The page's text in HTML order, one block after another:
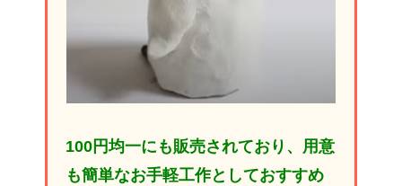
100円均一にも販売されており、用意
も簡単なお手軽工作としておすすめ